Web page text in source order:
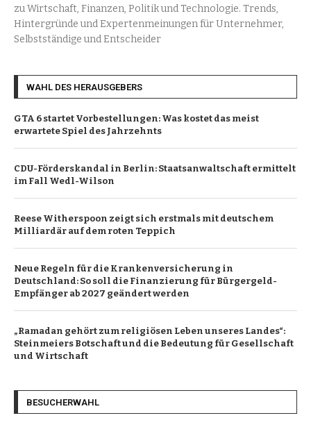
zu Wirtschaft, Finanzen, Politik und Technologie. Trends,
Hintergründe und Expertenmeinungen für Unternehmer,
Selbstständige und Entscheider
WAHL DES HERAUSGEBERS
GTA 6 startet Vorbestellungen: Was kostet das meist
erwartete Spiel des Jahrzehnts
CDU-Förderskandal in Berlin: Staatsanwaltschaft ermittelt
im Fall Wedl-Wilson
Reese Witherspoon zeigt sich erstmals mit deutschem
Milliardär auf dem roten Teppich
Neue Regeln für die Krankenversicherung in
Deutschland: So soll die Finanzierung für Bürgergeld-
Empfänger ab 2027 geändert werden
„Ramadan gehört zum religiösen Leben unseres Landes“:
Steinmeiers Botschaft und die Bedeutung für Gesellschaft
und Wirtschaft
BESUCHERWAHL